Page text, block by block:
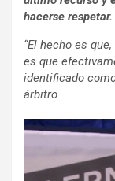
hacerse respetar.
“El hecho es
es que
identificado
árbitro.